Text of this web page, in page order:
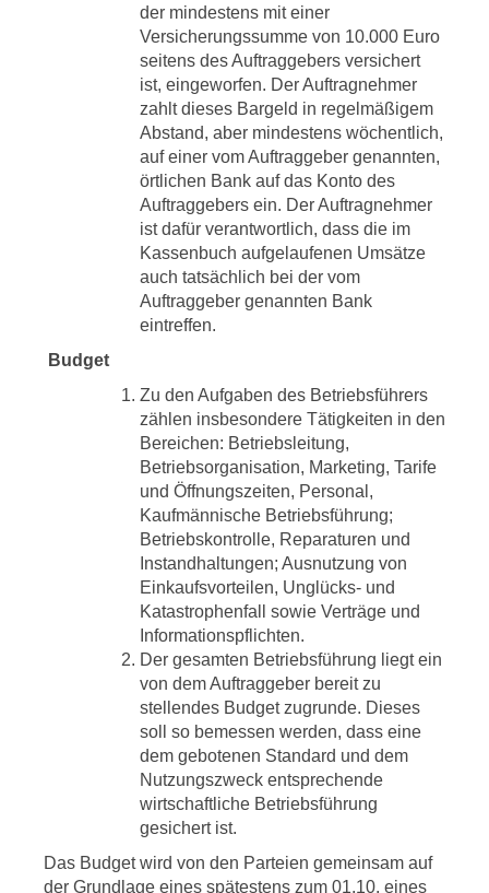
der mindestens mit einer
Versicherungssumme von 10.000 Euro
seitens des Auftraggebers versichert
ist, eingeworfen. Der Auftragnehmer
zahlt dieses Bargeld in regelmäßigem
Abstand, aber mindestens wöchentlich,
auf einer vom Auftraggeber genannten,
örtlichen Bank auf das Konto des
Auftraggebers ein. Der Auftragnehmer
ist dafür verantwortlich, dass die im
Kassenbuch aufgelaufenen Umsätze
auch tatsächlich bei der vom
Auftraggeber genannten Bank
eintreffen.
Budget
Zu den Aufgaben des Betriebsführers
zählen insbesondere Tätigkeiten in den
Bereichen: Betriebsleitung,
Betriebsorganisation, Marketing, Tarife
und Öffnungszeiten, Personal,
Kaufmännische Betriebsführung;
Betriebskontrolle, Reparaturen und
Instandhaltungen; Ausnutzung von
Einkaufsvorteilen, Unglücks- und
Katastrophenfall sowie Verträge und
Informationspflichten.
Der gesamten Betriebsführung liegt ein
von dem Auftraggeber bereit zu
stellendes Budget zugrunde. Dieses
soll so bemessen werden, dass eine
dem gebotenen Standard und dem
Nutzungszweck entsprechende
wirtschaftliche Betriebsführung
gesichert ist.
Das Budget wird von den Parteien gemeinsam auf
der Grundlage eines spätestens zum 01.10. eines